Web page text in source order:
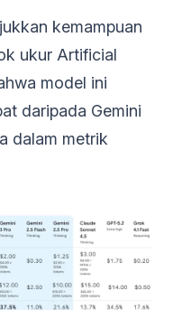
kemampuan
ukur Artificial
model ini
daripada Gemini
dalam metrik